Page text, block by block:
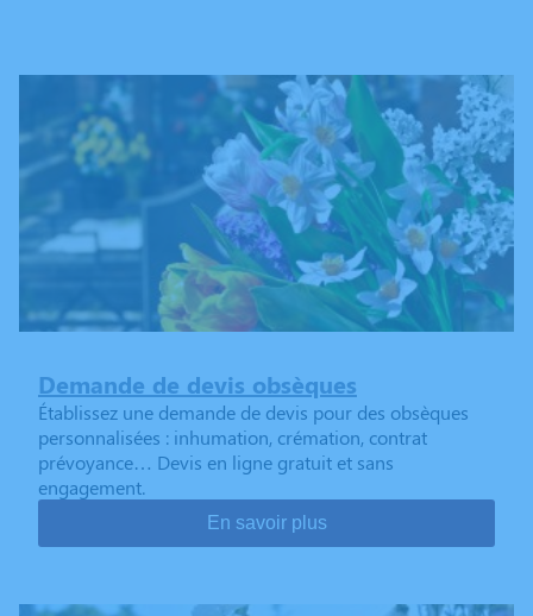
Demande de devis obsèques
Établissez une demande de devis pour des obsèques
personnalisées : inhumation, crémation, contrat
prévoyance… Devis en ligne gratuit et sans
engagement.
En savoir plus